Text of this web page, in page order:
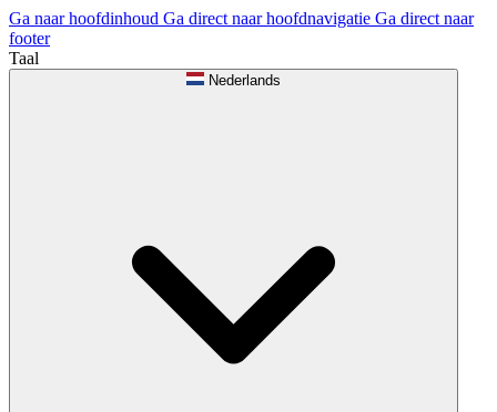
Ga naar hoofdinhoud Ga direct naar hoofdnavigatie Ga direct naar
footer
Taal
Nederlands